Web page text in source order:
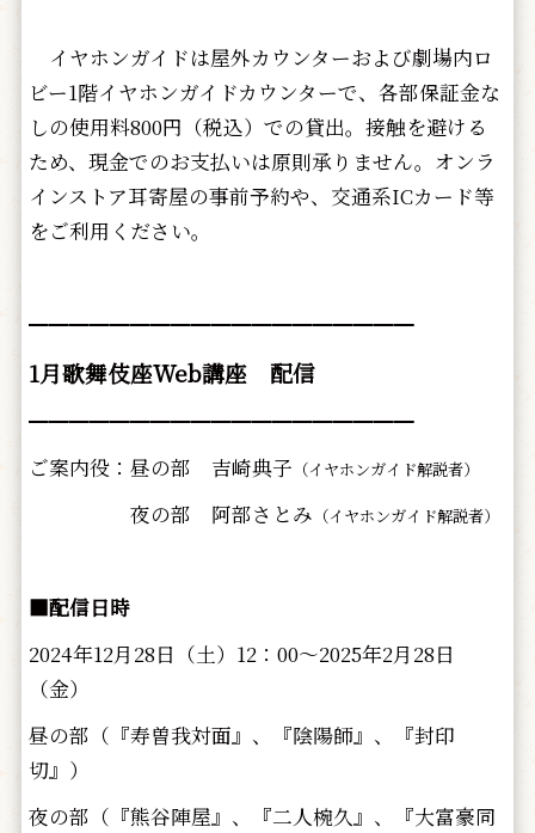
イヤホンガイドは屋外カウンターおよび劇場内ロ
ビー1階イヤホンガイドカウンターで、各部保証金な
しの使用料800円（税込）での貸出。接触を避ける
ため、現金でのお支払いは原則承りません。オンラ
インストア耳寄屋の事前予約や、交通系ICカード等
をご利用ください。
━━━━━━━━━━━━━━━━━━━
1月歌舞伎座Web講座 配信
━━━━━━━━━━━━━━━━━━━
ご案内役：昼の部 吉崎典子 （イヤホンガイド解説者）
夜の部 阿部さとみ （イヤホンガイド解説者）
■配信日時
2024年12月28日（土）12：00～2025年2月28日
（金）
昼の部（『寿曽我対面』、『陰陽師』、『封印
切』）
夜の部（『熊谷陣屋』、『二人椀久』、『大富豪同